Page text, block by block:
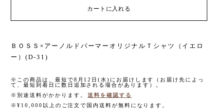
カートに入れる
ＢＯＳＳ×アーノルドパーマーオリジナルＴシャツ（イエロ
ー）(D-31)
※この商品は、最短で8月12日(水)にお届けします（お届け先によっ
て、最短到着日に数日追加される場合があります）。
※別途送料がかかります。
送料を確認する
※¥10,000以上のご注文で国内送料が無料になります。